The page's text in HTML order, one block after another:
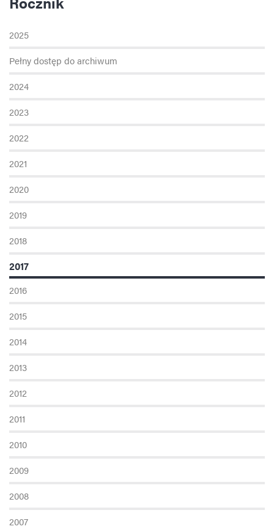
2025
Pełny dostęp do archiwum
2024
2023
2022
2021
2020
2019
2018
2017
2016
2015
2014
2013
2012
2011
2010
2009
2008
2007